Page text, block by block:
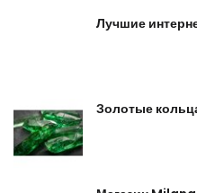
Лучшие
Золотые